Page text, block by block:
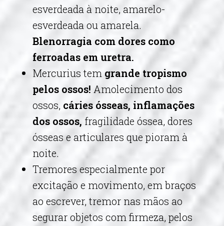
esverdeada à noite, amarelo-
esverdeada ou amarela.
Blenorragia com dores como
ferroadas em uretra.
Mercurius tem grande tropismo
pelos ossos! Amolecimento dos
ossos, cáries ósseas, inflamações
dos ossos, fragilidade óssea, dores
ósseas e articulares que pioram à
noite.
Tremores especialmente por
excitação e movimento, em braços
ao escrever, tremor nas mãos ao
segurar objetos com firmeza, pelos